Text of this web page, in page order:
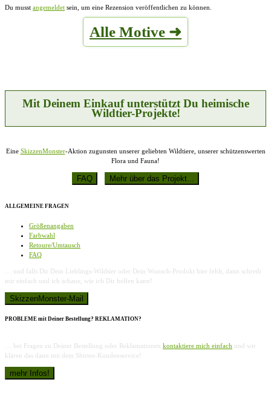
Du musst angemeldet sein, um eine Rezension veröffentlichen zu können.
Alle Motive ➜
Mit Deinem Einkauf unterstützt Du heimische
Wildtier-Projekte!
Eine SkizzenMonster-Aktion zugunsten unserer geliebten Wildtiere, unserer schützenswerten
Flora und Fauna!
ALLGEMEINE FRAGEN
Größenangaben
Farbwahl
Retoure/Umtausch
FAQ
… und falls Dir Dein Lieblings-Wildtier oder Dein Wunsch-Produkt hier fehlt, dann schreib
mir einfach und ich schaue, wie ich Dir helfen kann!
PROBLEME mit Deiner Bestellung? REKLAMATION?
… bei Fragen zu Deiner Bestellung oder Reklamationen kontaktiere mich einfach und wir
klären das dann mit dem Shirtee-Kundenservice!